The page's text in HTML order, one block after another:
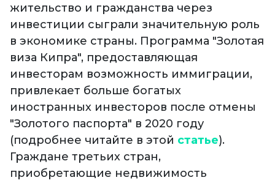
жительство и гражданства через
инвестиции сыграли значительную роль
в экономике страны. Программа "Золотая
виза Кипра", предоставляющая
инвесторам возможность иммиграции,
привлекает больше богатых
иностранных инвесторов после отмены
"Золотого паспорта" в 2020 году
(подробнее читайте в этой статье).
Граждане третьих стран,
приобретающие недвижимость